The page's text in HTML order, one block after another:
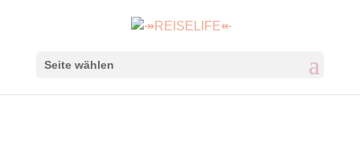
Seite wählen